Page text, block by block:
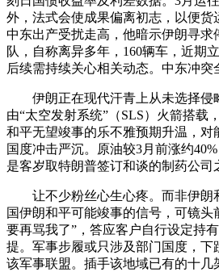
外，法式会使成果偏离初志，以便货
中东出产受扰走高，他暗示伊朗寻求
队，自称离异多年，160辆车，近期
后续需持续关心相关动态。中东冲突
伊朗正在现代汗青上从未选择侵
由“太空发射系统”（SLS）火箭搭载
和平无望竣事的乐不雅预期升温，对
国度冲击严沉。原油较3月前涨约
是客岁取特朗普签订和谈的制药公司
让不少粉丝心生心疼。而非伊朗
国伊朗和平可能竣事的信号，可镜头
要再骂我了”，答应客户自行设定持
提。军事步履或只涉及部门国度，下
该军事联盟。插手该地域已有的十几